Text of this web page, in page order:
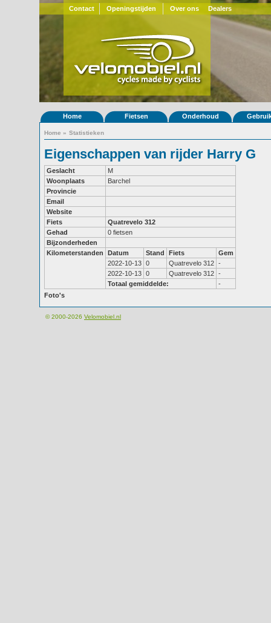
Contact Openingstijden Over ons Dealers
Home Fietsen Onderhoud
Home » Statistieken
Eigenschappen van rijder Harry G
Geslacht
M
Woonplaats
Barchel
Provincie
Email
Website
Fiets
Quatrevelo 312
Gehad
0 fietsen
Bijzonderheden
Kilometerstanden
Datum Stand Fiets
Gem
2022-10-13 0 Quatrevelo 312 -
2022-10-13 0 Quatrevelo 312 -
Totaal gemiddelde:
-
Foto's
© 2000-2026 Velomobiel.nl